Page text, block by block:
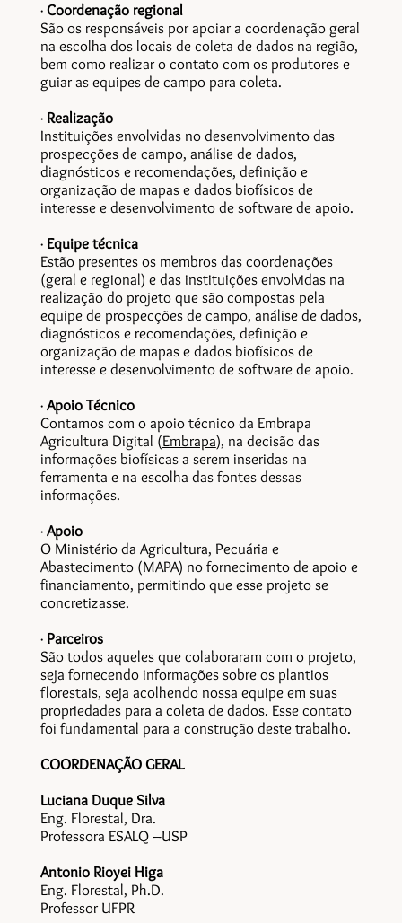
· Coordenação regional
São os responsáveis por apoiar a coordenação geral
na escolha dos locais de coleta de dados na região,
bem como realizar o contato com os produtores e
guiar as equipes de campo para coleta.
· Realização
Instituições envolvidas no desenvolvimento das
prospecções de campo, análise de dados,
diagnósticos e recomendações, definição e
organização de mapas e dados biofísicos de
interesse e desenvolvimento de software de apoio.
· Equipe técnica
Estão presentes os membros das coordenações
(geral e regional) e das instituições envolvidas na
realização do projeto que são compostas pela
equipe de prospecções de campo, análise de dados,
diagnósticos e recomendações, definição e
organização de mapas e dados biofísicos de
interesse e desenvolvimento de software de apoio.
· Apoio Técnico
Contamos com o apoio técnico da Embrapa
Agricultura Digital (Embrapa), na decisão das
informações biofísicas a serem inseridas na
ferramenta e na escolha das fontes dessas
informações.
· Apoio
O Ministério da Agricultura, Pecuária e
Abastecimento (MAPA) no fornecimento de apoio e
financiamento, permitindo que esse projeto se
concretizasse.
· Parceiros
São todos aqueles que colaboraram com o projeto,
seja fornecendo informações sobre os plantios
florestais, seja acolhendo nossa equipe em suas
propriedades para a coleta de dados. Esse contato
foi fundamental para a construção deste trabalho.
COORDENAÇÃO GERAL
Luciana Duque Silva
Eng. Florestal, Dra.
Professora ESALQ –USP
Antonio Rioyei Higa
Eng. Florestal, Ph.D.
Professor UFPR